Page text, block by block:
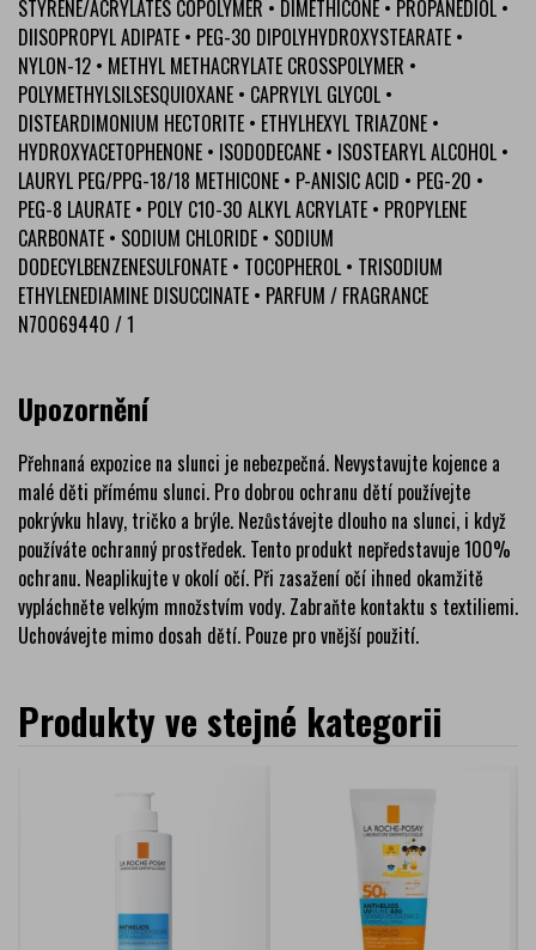
STYRENE/ACRYLATES COPOLYMER • DIMETHICONE • PROPANEDIOL •
DIISOPROPYL ADIPATE • PEG-30 DIPOLYHYDROXYSTEARATE •
NYLON-12 • METHYL METHACRYLATE CROSSPOLYMER •
POLYMETHYLSILSESQUIOXANE • CAPRYLYL GLYCOL •
DISTEARDIMONIUM HECTORITE • ETHYLHEXYL TRIAZONE •
HYDROXYACETOPHENONE • ISODODECANE • ISOSTEARYL ALCOHOL •
LAURYL PEG/PPG-18/18 METHICONE • P-ANISIC ACID • PEG-20 •
PEG-8 LAURATE • POLY C10-30 ALKYL ACRYLATE • PROPYLENE
CARBONATE • SODIUM CHLORIDE • SODIUM
DODECYLBENZENESULFONATE • TOCOPHEROL • TRISODIUM
ETHYLENEDIAMINE DISUCCINATE • PARFUM / FRAGRANCE
N70069440 / 1
Upozornění
Přehnaná expozice na slunci je nebezpečná. Nevystavujte kojence a
malé děti přímému slunci. Pro dobrou ochranu dětí používejte
pokrývku hlavy, tričko a brýle. Nezůstávejte dlouho na slunci, i když
používáte ochranný prostředek. Tento produkt nepředstavuje 100%
ochranu. Neaplikujte v okolí očí. Při zasažení očí ihned okamžitě
vypláchněte velkým množstvím vody. Zabraňte kontaktu s textiliemi.
Uchovávejte mimo dosah dětí. Pouze pro vnější použití.
Produkty ve stejné kategorii